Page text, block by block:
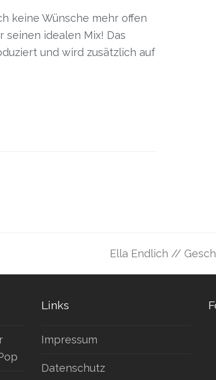
keine Wünsche mehr offen
seinen idealen Mix! Das
und wird zusätzlich auf
Ella Endlich //
Links
Impressum
Datenschutz